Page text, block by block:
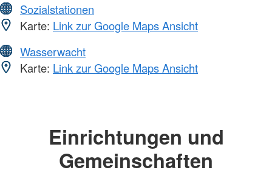
Sozialstationen
Karte: Link zur Google Maps Ansicht
Wasserwacht
Karte: Link zur Google Maps Ansicht
Einrichtungen und
Gemeinschaften